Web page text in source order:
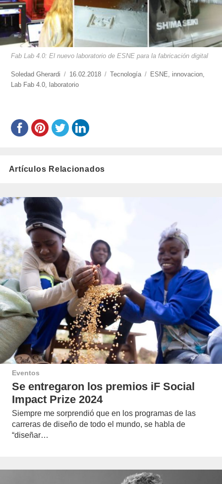
Fab Lab 4.0: El nuevo laboratorio de ESNE para la fabricación digital
https://www.experimenta.es/author/soledad-
gherardi/
Soledad Gherardi
Publicado
el
16.02.2018 Categorías
Tecnología Etiquetas
ESNE innovacion
Lab Fab 4.0 laboratorio
Artículos Relacionados
Eventos
Se entregaron los premios iF Social
Impact Prize 2024
Siempre me sorprendió que en los programas de las
carreras de diseño de todo el mundo, se habla de
“diseñar…